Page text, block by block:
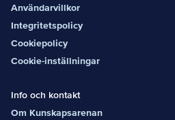
Användarvillkor
Integritetspolicy
Cookiepolicy
Cookie-inställningar
Info och kontakt
Om Kunskapsarenan